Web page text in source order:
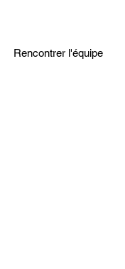
Rencontrer l'équipe